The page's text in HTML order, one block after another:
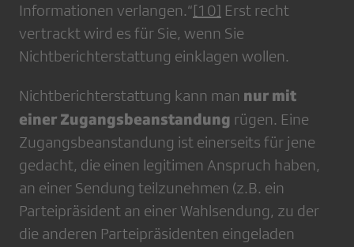
Informationen verlangen.“[10] Erst recht
vertrackt wird es für Sie, wenn Sie
Nichtberichterstattung einklagen wollen.
Nichtberichterstattung kann man nur mit
einer Zugangsbeanstandung rügen. Eine
Zugangsbeanstandung ist einerseits für jene
gedacht, die einen legitimen Anspruch haben,
an einer Sendung teilzunehmen (z.B. ein
Parteipräsident an einer Wahlsendung, zu der
die anderen Parteipräsidenten eingeladen